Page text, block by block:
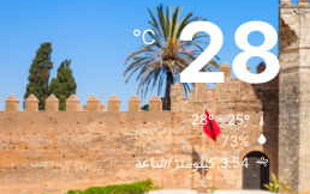
28
℃
28º - 25º
73%
3.54 كيلومتر/ساعة